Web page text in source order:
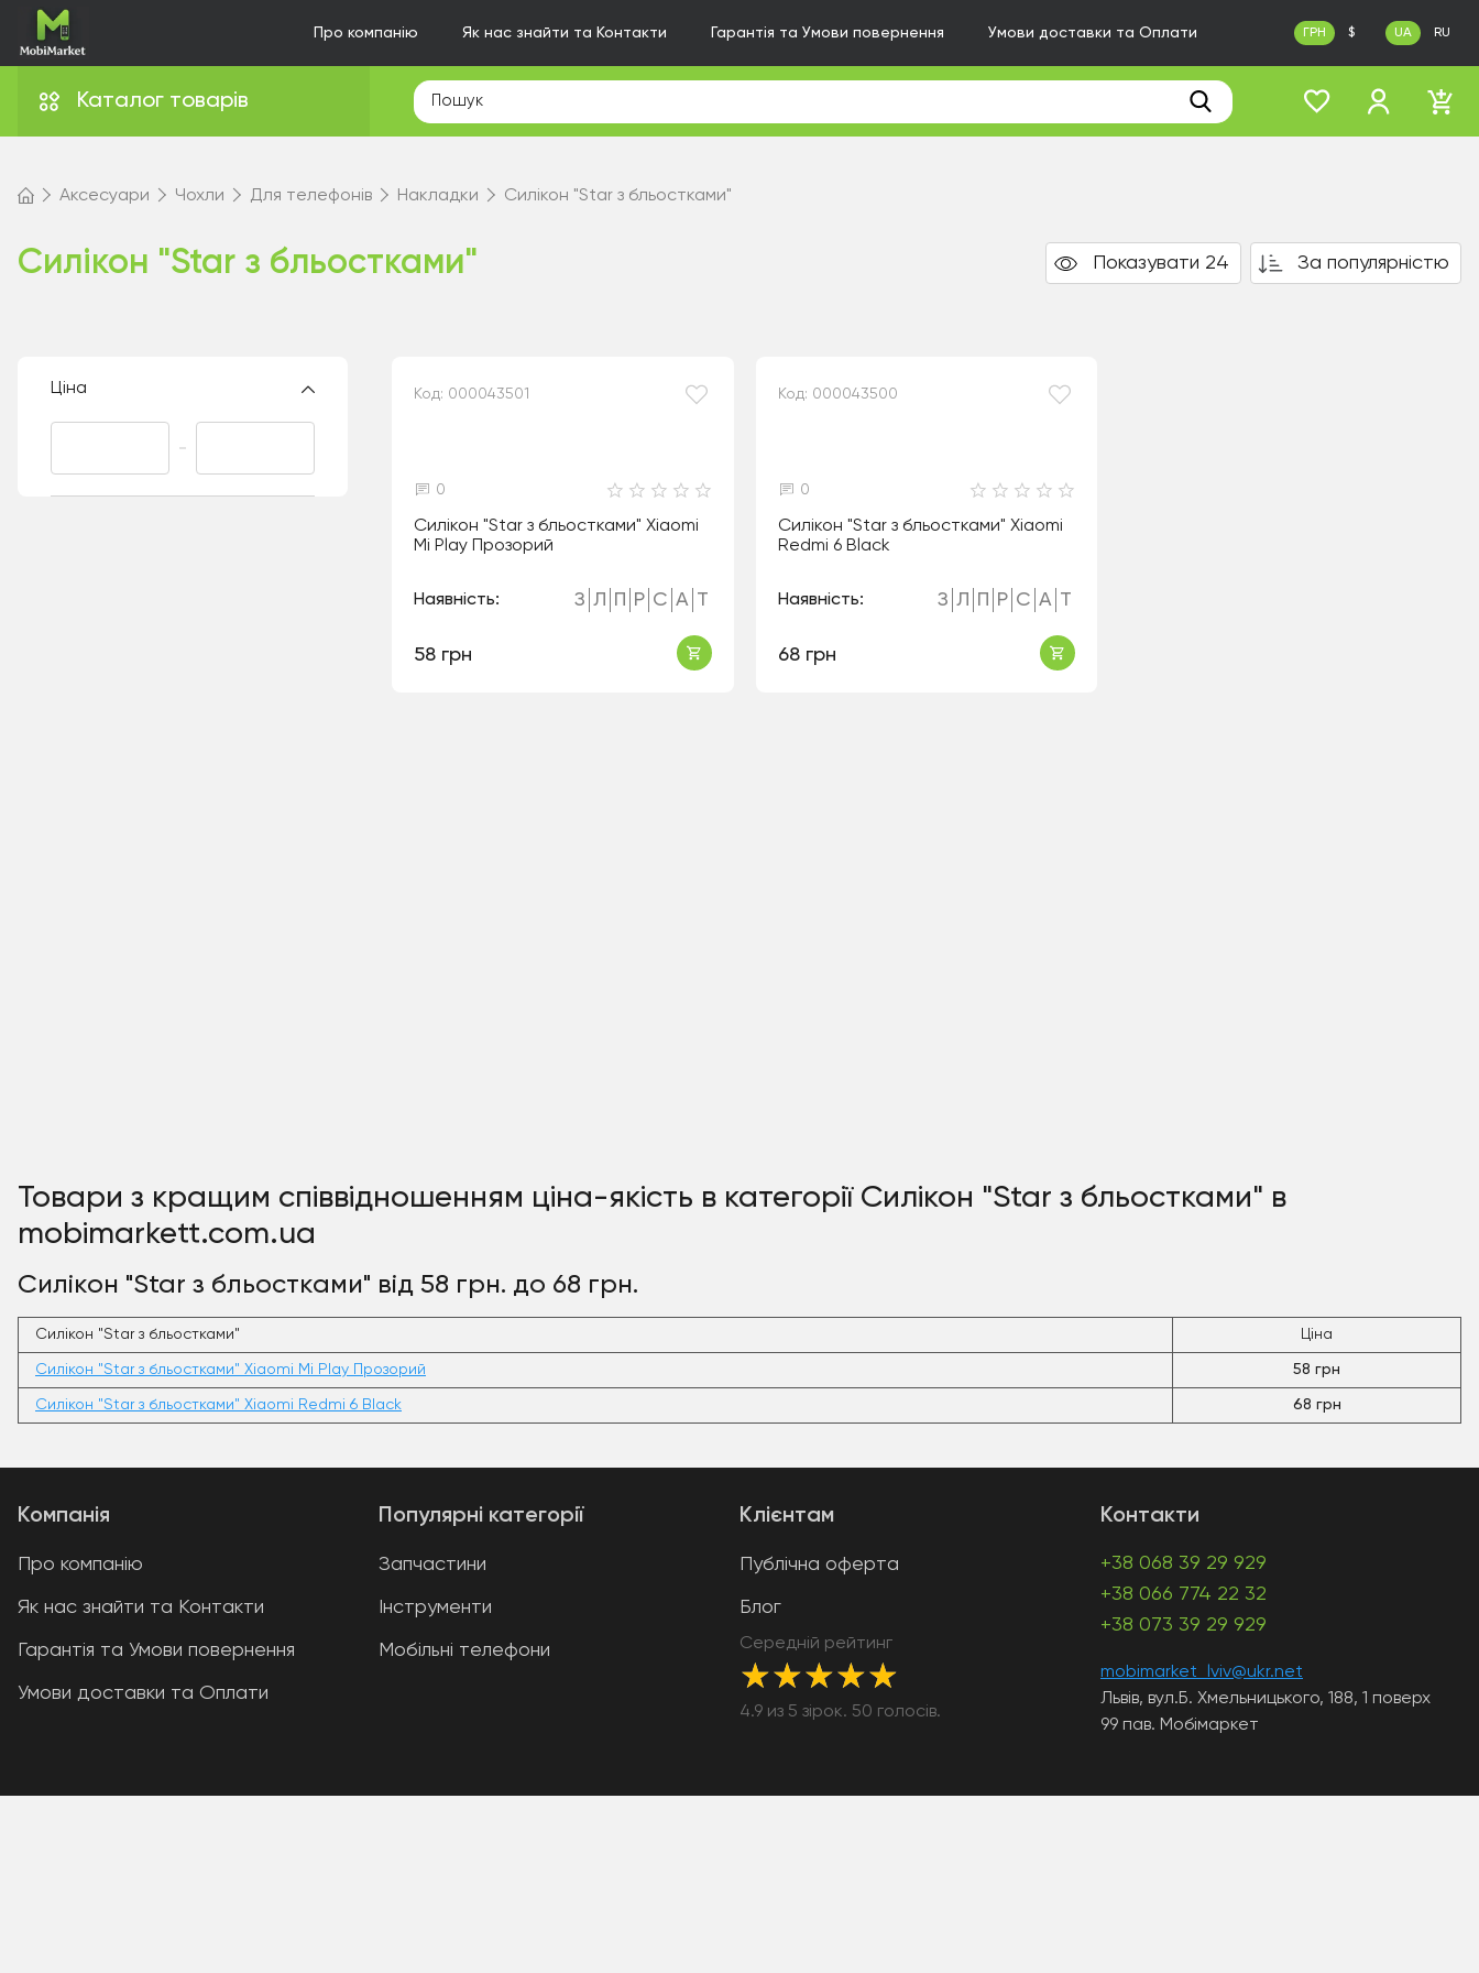
Про компанію Як нас знайти та Контакти Гарантія та Умови повернення Умови доставки та Оплати ГРН $ UA RU
Каталог товарів
Аксесуари Чохли Для телефонів Накладки Силікон "Star з бльостками"
Силікон "Star з бльостками" Показувати 24 За популярністю
Ціна Код: 000043501
0
Силікон "Star з бльостками" Xiaomi
Mi Play Прозорий
Наявність: З Л П Р С А Т
58 грн
Код: 000043500
0
Силікон "Star з бльостками" Xiaomi
Redmi 6 Black
Наявність: З Л П Р С А Т
68 грн
Товари з кращим співвідношенням ціна-якість в категорії Силікон "Star з бльостками" в
mobimarkett.com.ua
Силікон "Star з бльостками" від 58 грн. до 68 грн.
Силікон "Star з бльостками" Ціна
Силікон "Star з бльостками" Xiaomi Mi Play Прозорий 58 грн
Силікон "Star з бльостками" Xiaomi Redmi 6 Black 68 грн
Контакти
+38 068 39 29 929
+38 066 774 22 32
+38 073 39 29 929
mobimarket_lviv@ukr.net
Львів, вул.Б. Хмельницького, 188, 1 поверх
99 пав. Мобімаркет
Клієнтам
Публічна оферта
Блог
Середній рейтинг
★★★★★
4.9 из 5 зірок. 50 голосів.
Популярні категорії
Запчастини
Інструменти
Мобільні телефони
Компанія
Про компанію
Як нас знайти та Контакти
Гарантія та Умови повернення
Умови доставки та Оплати